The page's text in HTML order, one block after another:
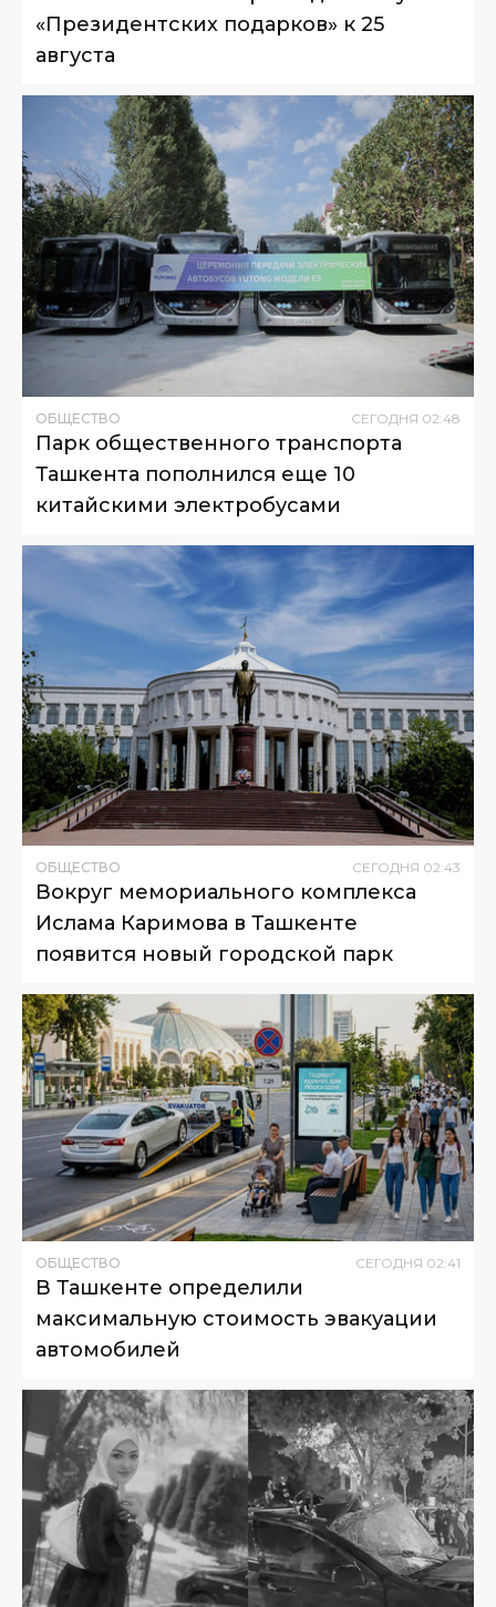
«Президентских подарков» к 25
августа
ОБЩЕСТВО СЕГОДНЯ 02:48
Парк общественного транспорта
Ташкента пополнился еще 10
китайскими электробусами
ОБЩЕСТВО СЕГОДНЯ 02:43
Вокруг мемориального комплекса
Ислама Каримова в Ташкенте
появится новый городской парк
ОБЩЕСТВО СЕГОДНЯ 02:41
В Ташкенте определили
максимальную стоимость эвакуации
автомобилей